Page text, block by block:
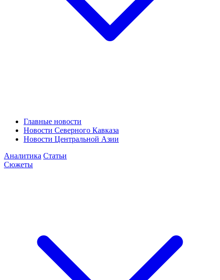
Главные новости
Новости Северного Кавказа
Новости Центральной Азии
Аналитика Статьи
Сюжеты